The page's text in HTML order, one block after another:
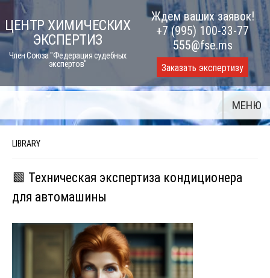
Skip
to
content
ЦЕНТР ХИМИЧЕСКИХ
ЭКСПЕРТИЗ
Член Союза "Федерация судебных
экспертов"
Ждем ваших заявок!
+7 (995) 100-33-77
555@fse.ms
Заказать экспертизу
МЕНЮ
LIBRARY
🟩 Техническая экспертиза кондиционера
для автомашины